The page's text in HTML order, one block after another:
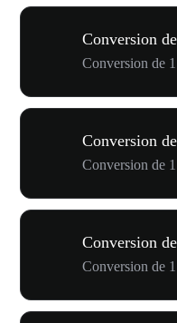
Conversion
Conversion de
Conversion
Conversion de
Conversion
Conversion de